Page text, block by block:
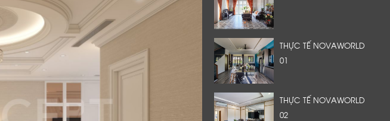
THỰC TẾ NOVAWORLD
01
THỰC TẾ NOVAWORLD
02